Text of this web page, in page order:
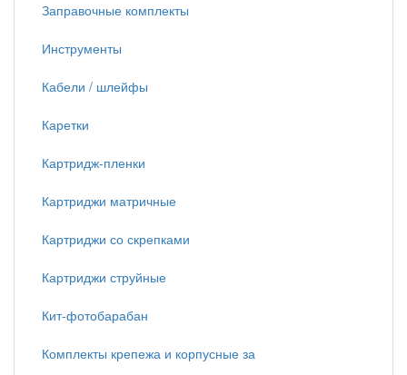
Заправочные комплекты
Инструменты
Кабели / шлейфы
Каретки
Картридж-пленки
Картриджи матричные
Картриджи со скрепками
Картриджи струйные
Кит-фотобарабан
Комплекты крепежа и корпусные за